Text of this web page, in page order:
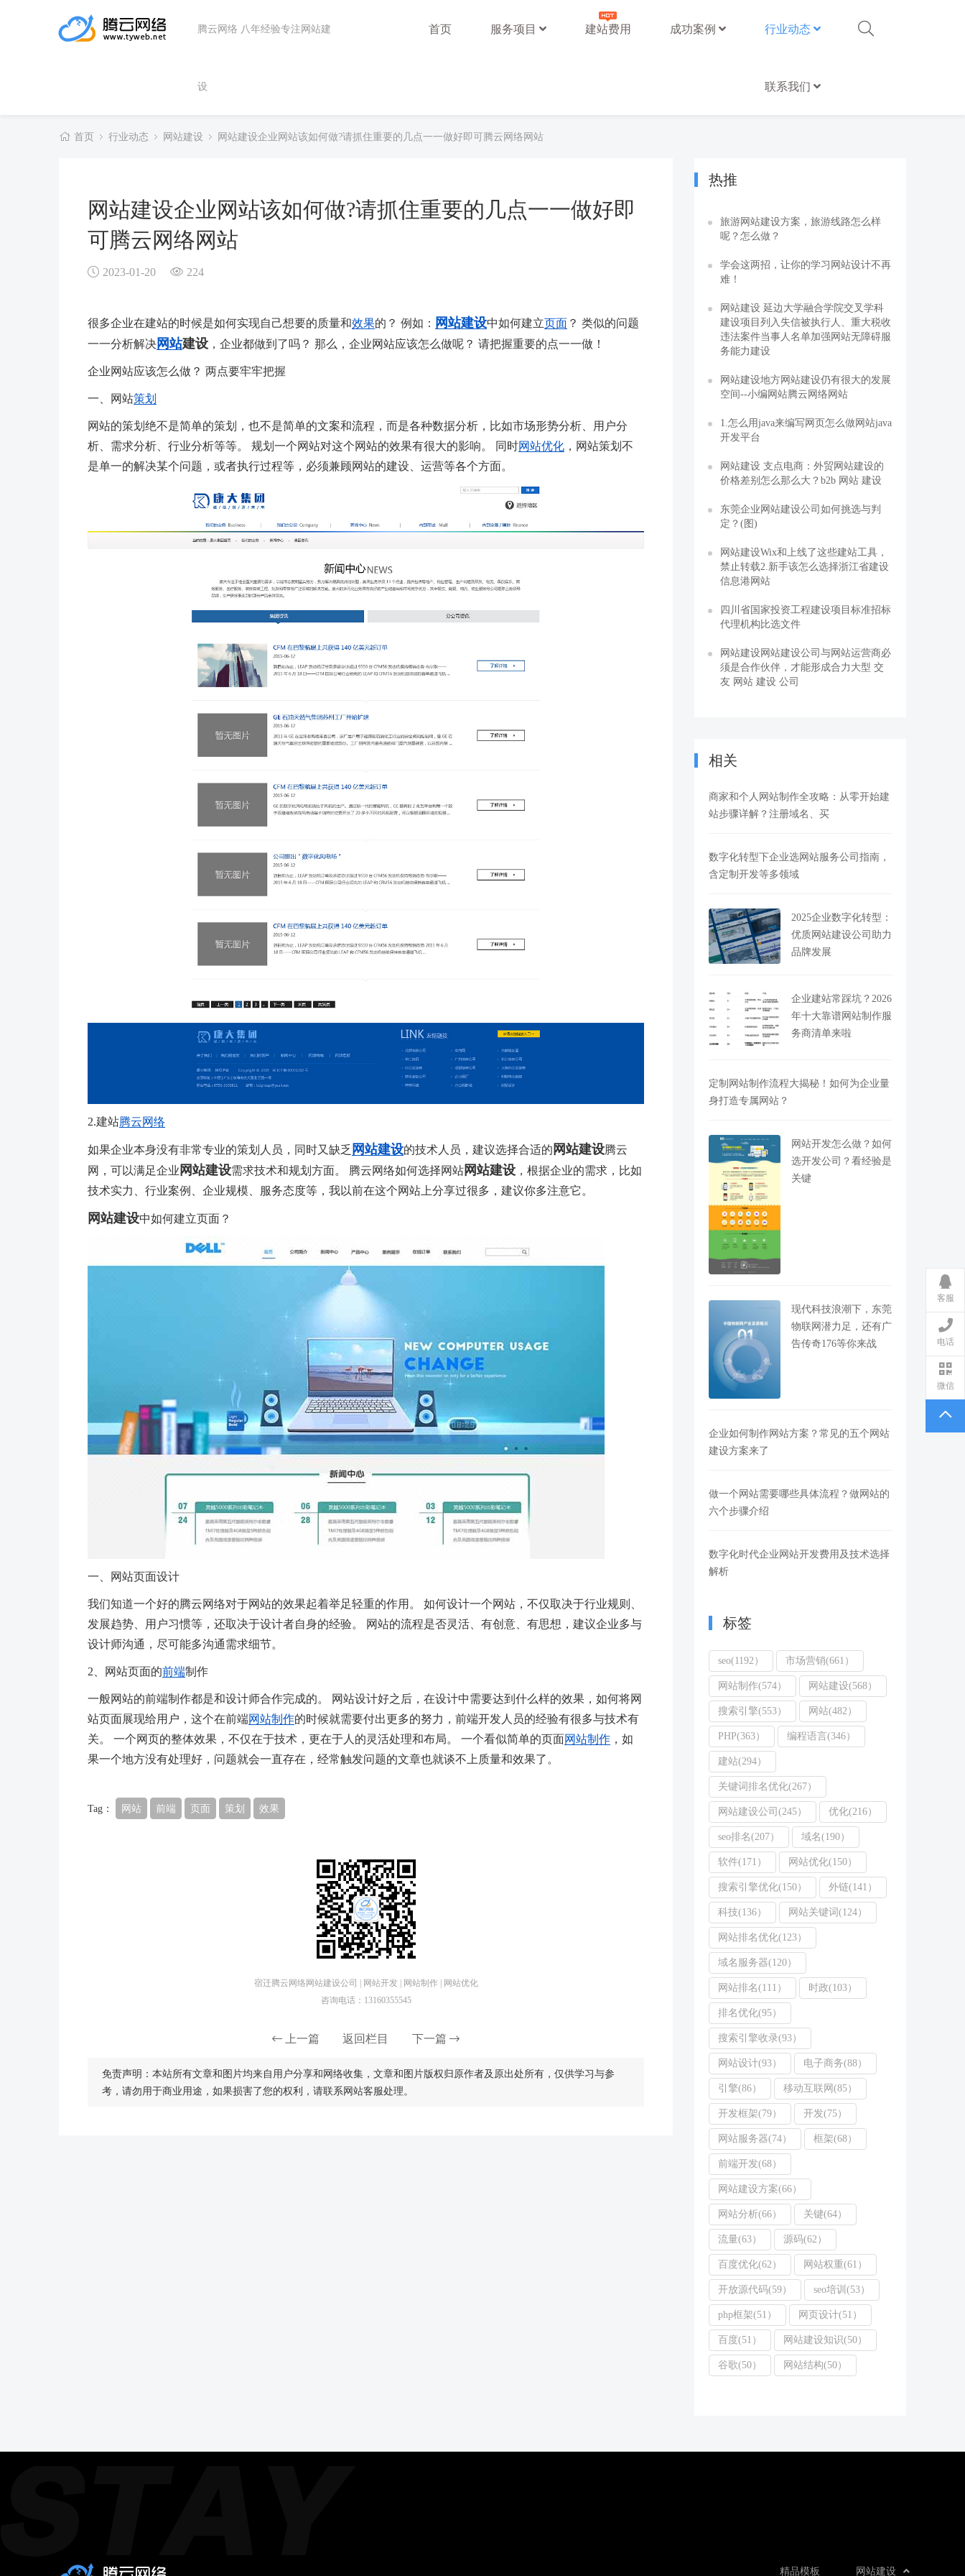
腾云网络 八年经验专注网站建
设
首页 服务项目 建站费用 成功案例 行业动态
联系我们
首页 行业动态 网站建设 网站建设企业网站该如何做?请抓住重要的几点一一做好即可腾云网络网站
网站建设企业网站该如何做?请抓住重要的几点一一做好即
可腾云网络网站
2023-01-20 224
很多企业在建站的时候是如何实现自己想要的质量和效果的？ 例如： 网站建设中如何建立页面 ？ 类似的问题
一一分析解决网站建设 ，企业都做到了吗？ 那么，企业网站应该怎么做呢？ 请把握重要的点一一做！
企业网站应该怎么做？ 两点要牢牢把握
一、网站策划
网站的策划绝不是简单的策划，也不是简单的文案和流程，而是各种数据分析，比如市场形势分析、用户分
析、需求分析、行业分析等等。 规划一个网站对这个网站的效果有很大的影响。 同时网站优化 ，网站策划不
是单一的解决某个问题，或者执行过程等，必须兼顾网站的建设、运营等各个方面。
2.建站腾云网络
如果企业本身没有非常专业的策划人员，同时又缺乏 网站建设的技术人员，建议选择合适的 网站建设腾云
网，可以满足企业 网站建设需求技术和规划方面。 腾云网络如何选择网站网站建设 ，根据企业的需求，比如
技术实力、行业案例、企业规模、服务态度等，我以前在这个网站上分享过很多，建议你多注意它。
网站建设中如何建立页面？
一、网站页面设计
我们知道一个好的腾云网络对于网站的效果起着举足轻重的作用。 如何设计一个网站，不仅取决于行业规则、
发展趋势、用户习惯等，还取决于设计者自身的经验。 网站的流程是否灵活、有创意、有思想，建议企业多与
设计师沟通，尽可能多沟通需求细节。
2、网站页面的前端制作
一般网站的前端制作都是和设计师合作完成的。 网站设计好之后，在设计中需要达到什么样的效果，如何将网
站页面展现给用户，这个在前端网站制作的时候就需要付出更多的努力，前端开发人员的经验有很多与技术有
关。 一个网页的整体效果，不仅在于技术，更在于人的灵活处理和布局。 一个看似简单的页面网站制作 ，如
果一个地方没有处理好，问题就会一直存在，经常触发问题的文章也就谈不上质量和效果了。
Tag： 网站 前端 页面 策划 效果
宿迁腾云网络网站建设公司 | 网站开发 | 网站制作 | 网站优化
咨询电话：13160355545
上一篇 返回栏目 下一篇
免责声明：本站所有文章和图片均来自用户分享和网络收集，文章和图片版权归原作者及原出处所有，仅供学习与参
考，请勿用于商业用途，如果损害了您的权利，请联系网站客服处理。
热推
旅游网站建设方案，旅游线路怎么样
呢？怎么做？
学会这两招，让你的学习网站设计不再
难！
网站建设 延边大学融合学院交叉学科
建设项目列入失信被执行人、重大税收
违法案件当事人名单加强网站无障碍服
务能力建设
网站建设地方网站建设仍有很大的发展
空间--小编网站腾云网络网站
1.怎么用java来编写网页怎么做网站java
开发平台
网站建设 支点电商：外贸网站建设的
价格差别怎么那么大？b2b 网站 建设
东莞企业网站建设公司如何挑选与判
定？(图)
网站建设Wix和上线了这些建站工具，
禁止转载2.新手该怎么选择浙江省建设
信息港网站
四川省国家投资工程建设项目标准招标
代理机构比选文件
网站建设网站建设公司与网站运营商必
须是合作伙伴，才能形成合力大型 交
友 网站 建设 公司
相关
商家和个人网站制作全攻略：从零开始建
站步骤详解？注册域名、买
数字化转型下企业选网站服务公司指南，
含定制开发等多领域
2025企业数字化转型：
优质网站建设公司助力
品牌发展
企业建站常踩坑？2026
年十大靠谱网站制作服
务商清单来啦
定制网站制作流程大揭秘！如何为企业量
身打造专属网站？
网站开发怎么做？如何
选开发公司？看经验是
关键
现代科技浪潮下，东莞
物联网潜力足，还有广
告传奇176等你来战
企业如何制作网站方案？常见的五个网站
建设方案来了
做一个网站需要哪些具体流程？做网站的
六个步骤介绍
数字化时代企业网站开发费用及技术选择
解析
标签
seo(1192） 市场营销(661）
网站制作(574） 网站建设(568）
搜索引擎(553） 网站(482）
PHP(363） 编程语言(346）
建站(294）
关键词排名优化(267）
网站建设公司(245） 优化(216）
seo排名(207） 域名(190）
软件(171） 网站优化(150）
搜索引擎优化(150） 外链(141）
科技(136） 网站关键词(124）
网站排名优化(123）
域名服务器(120）
网站排名(111） 时政(103）
排名优化(95）
搜索引擎收录(93）
网站设计(93） 电子商务(88）
引擎(86） 移动互联网(85）
开发框架(79） 开发(75）
网站服务器(74） 框架(68）
前端开发(68）
网站建设方案(66）
网站分析(66） 关键(64）
流量(63） 源码(62）
百度优化(62） 网站权重(61）
开放源代码(59） seo培训(53）
php框架(51） 网页设计(51）
百度(51） 网站建设知识(50）
谷歌(50） 网站结构(50）
网站建设
精品模板
客服
电话
微信